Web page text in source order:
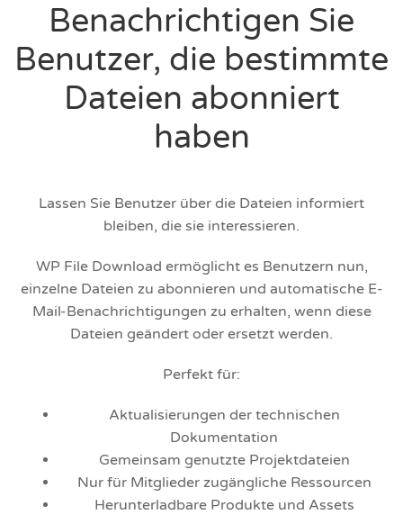
Benachrichtigen Sie
Benutzer, die bestimmte
Dateien abonniert
haben
Lassen Sie Benutzer über die Dateien informiert
bleiben, die sie interessieren.
WP File Download ermöglicht es Benutzern nun,
einzelne Dateien zu abonnieren und automatische E-
Mail-Benachrichtigungen zu erhalten, wenn diese
Dateien geändert oder ersetzt werden.
Perfekt für:
Aktualisierungen der technischen
Dokumentation
Gemeinsam genutzte Projektdateien
Nur für Mitglieder zugängliche Ressourcen
Herunterladbare Produkte und Assets